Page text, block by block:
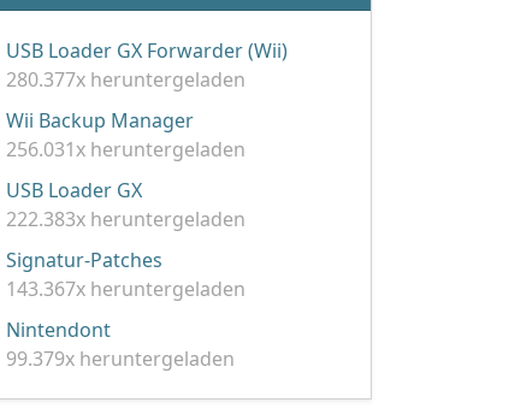
USB Loader GX Forwarder (Wii)
280.377x heruntergeladen
Wii Backup Manager
256.031x heruntergeladen
USB Loader GX
222.383x heruntergeladen
Signatur-Patches
143.367x heruntergeladen
Nintendont
99.379x heruntergeladen